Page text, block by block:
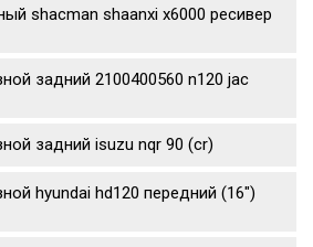
shacman shaanxi x6000 ресивер
задний 2100400560 n120 jac
задний isuzu nqr 90 (cr)
hyundai hd120 передний (16")